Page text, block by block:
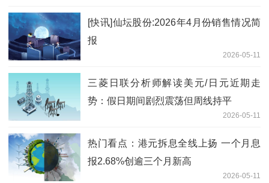
[快讯]仙坛股份:2026年4月份销售情况简
报
2026-05-11
三菱日联分析师解读美元/日元近期走
势：假日期间剧烈震荡但周线持平
2026-05-11
热门看点：港元拆息全线上扬 一个月息
报2.68%创逾三个月新高
2026-05-11